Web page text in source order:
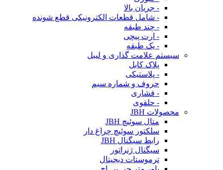
- جریان بالا
- شامل قطعات الکترونیکی قطع شونده
- چند طبقه
- ارت پیچی
- یک طبقه
سیستم علامت گذاری و لیبل
پلاک کابل
- پلاستیکی
حروف و شماره سیم
- فشاری
- حلقوی
محصولات JBH
متال سوئیچ JBH
سلکتور سوئیچ چراغ دار
رابط سیگنال JBH
سیگنال ژنراتور
ترموستات دیجیتال